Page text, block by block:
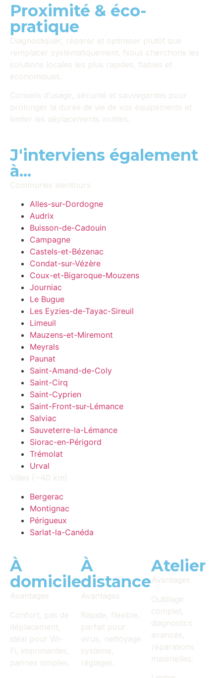
Proximité & éco-
pratique
Diagnostiquer, réparer et optimiser plutôt que
remplacer systématiquement. Nous cherchons les
solutions locales les plus rapides, fiables et
économiques.
Conseils d’usage, sécurité et sauvegardes pour
prolonger la durée de vie de vos équipements et
limiter les déplacements inutiles.
J'interviens également
à...
Communes alentours
Alles-sur-Dordogne
Audrix
Buisson-de-Cadouin
Campagne
Castels-et-Bézenac
Condat-sur-Vézère
Coux-et-Bigaroque-Mouzens
Journiac
Le Bugue
Les Eyzies-de-Tayac-Sireuil
Limeuil
Mauzens-et-Miremont
Meyrals
Paunat
Saint-Amand-de-Coly
Saint-Cirq
Saint-Cyprien
Saint-Front-sur-Lémance
Salviac
Sauveterre-la-Lémance
Siorac-en-Périgord
Trémolat
Urval
Villes (~40 km)
Bergerac
Montignac
Périgueux
Sarlat-la-Canéda
À
domicile
Avantages
Confort, pas de
déplacement,
idéal pour Wi-
Fi, imprimantes,
pannes simples.
À
distance
Avantages
Rapide, flexible,
parfait pour
virus, nettoyage
système,
réglages.
Atelier
Avantages
Outillage
complet,
diagnostics
avancés,
réparations
matérielles.